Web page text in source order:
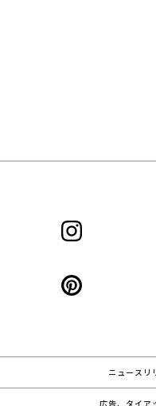
ニュースリ
広告、タイア